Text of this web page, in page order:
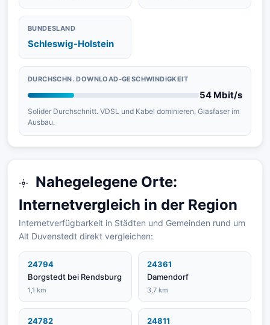
BUNDESLAND
Schleswig-Holstein
DURCHSCHN. DOWNLOAD-GESCHWINDIGKEIT
54 Mbit/s
Solider Durchschnitt. VDSL und Kabel dominieren, Glasfaser im
Ausbau.
Nahegelegene Orte:
Internetvergleich in der Region
Internetverfügbarkeit in Städten und Gemeinden rund um
Alt Duvenstedt direkt vergleichen:
24794
Borgstedt bei Rendsburg
1,1 km
24361
Damendorf
3,7 km
24782
24811